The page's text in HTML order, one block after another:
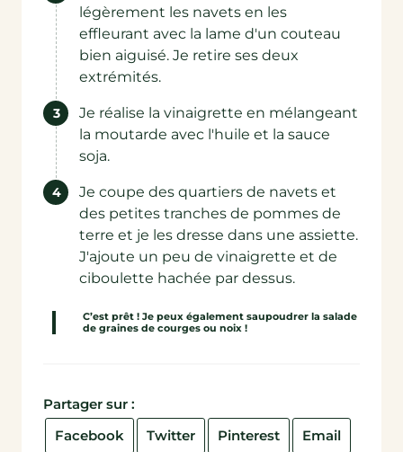
légèrement les navets en les
effleurant avec la lame d'un couteau
bien aiguisé. Je retire ses deux
extrémités.
Je réalise la vinaigrette en mélangeant
la moutarde avec l'huile et la sauce
soja.
Je coupe des quartiers de navets et
des petites tranches de pommes de
terre et je les dresse dans une assiette.
J'ajoute un peu de vinaigrette et de
ciboulette hachée par dessus.
C’est prêt ! Je peux également saupoudrer la salade
de graines de courges ou noix !
Partager sur :
Facebook
Twitter Pinterest Email